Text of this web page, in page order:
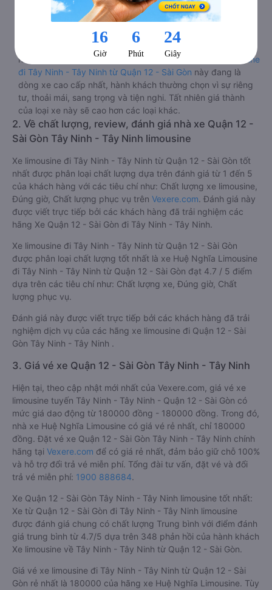
màn hình tv có đầy đủ phim chuẩn HD phục vụ hành khách
giải trí trong chuyến đi từ Quận 12 - Sài Gòn đến Tây Ninh -
những người có thân hình nhỏ nhắn. Dòng
xe cabin limousine
đi Tây Ninh - Tây Ninh từ Quận 12 - Sài Gòn này đang là
dòng xe cao cấp nhất, hành khách thường chọn vì sự riêng
tư, thoải mái, sang trọng và tiện nghi. Tất nhiên giá thành
của loại xe này sẽ cao hơn các loại khác.
2. Về chất lượng, review, đánh giá nhà xe Quận 12 -
Sài Gòn Tây Ninh - Tây Ninh limousine
Xe limousine đi Tây Ninh - Tây Ninh từ Quận 12 - Sài Gòn tốt
nhất được phân loại chất lượng dựa trên đánh giá từ 1 đến 5
của khách hàng với các tiêu chí như: Chất lượng xe limousine,
Đúng giờ, Chất lượng phục vụ trên Vexere.com. Đánh giá này
được viết trực tiếp bởi các khách hàng đã trải nghiệm các
hãng Xe Quận 12 - Sài Gòn đi Tây Ninh - Tây Ninh.
Xe limousine đi Tây Ninh - Tây Ninh từ Quận 12 - Sài Gòn
được phân loại chất lượng tốt nhất là xe Huệ Nghĩa Limousine
đi Tây Ninh - Tây Ninh từ Quận 12 - Sài Gòn đạt 4.7 / 5 điểm
dựa trên các tiêu chí như: Chất lượng xe, Đúng giờ, Chất
lượng phục vụ.
Đánh giá này được viết trực tiếp bởi các khách hàng đã trải
nghiệm dịch vụ của các hãng xe limousine đi Quận 12 - Sài
Gòn Tây Ninh - Tây Ninh .
3. Giá vé xe Quận 12 - Sài Gòn Tây Ninh - Tây Ninh
Hiện tại, theo cập nhật mới nhất của Vexere.com, giá vé xe
limousine tuyến Tây Ninh - Tây Ninh - Quận 12 - Sài Gòn có
mức giá dao động từ 180000 đồng - 180000 đồng. Trong đó,
nhà xe Huệ Nghĩa Limousine có giá vé rẻ nhất, chỉ 180000
đồng. Đặt vé xe Quận 12 - Sài Gòn Tây Ninh - Tây Ninh chính
hãng tại Vexere.com để có giá rẻ nhất, đảm bảo giữ chỗ 100%
và hỗ trợ đổi trả vé miễn phí. Tổng đài tư vấn, đặt vé và đổi
trả vé miễn phí: 1900 888684.
Xe Quận 12 - Sài Gòn Tây Ninh - Tây Ninh limousine tốt nhất:
Xe từ Quận 12 - Sài Gòn đi Tây Ninh - Tây Ninh limousine
được đánh giá chung có chất lượng Trung bình với điểm đánh
giá trung bình từ 4.7/5 dựa trên 348 phản hồi của hành khách
Xe limousine về Tây Ninh - Tây Ninh từ Quận 12 - Sài Gòn.
Giá vé xe limousine đi Tây Ninh - Tây Ninh từ Quận 12 - Sài
Gòn rẻ nhất là 180000 của hãng xe Huệ Nghĩa Limousine. Tùy